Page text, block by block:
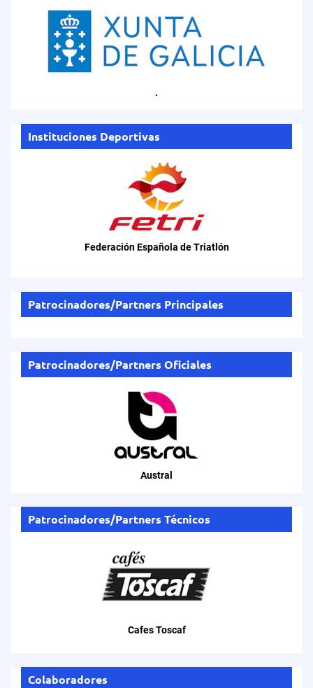
.
Instituciones Deportivas
Federación Española de Triatlón
Patrocinadores/Partners Principales
Patrocinadores/Partners Oficiales
Austral
Patrocinadores/Partners Técnicos
Cafes Toscaf
Colaboradores